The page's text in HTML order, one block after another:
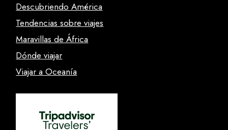
Descubriendo América
Tendencias sobre viajes
Maravillas de África
Dónde viajar
Viajar a Oceanía